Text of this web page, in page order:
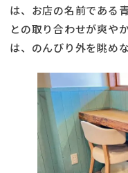
は、お店の名前である
との取り合わせが爽や
は、のんびり外を眺め